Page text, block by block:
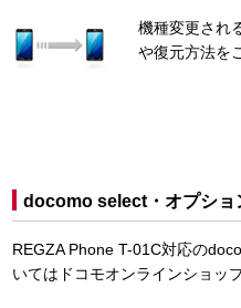
機種変更され
や復元方法を
docomo select・オプショ
REGZA Phone T-01C対応の
いてはドコモオンラインショッ